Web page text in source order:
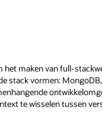
maken van full-
stack vormen:
te wisselen tussen